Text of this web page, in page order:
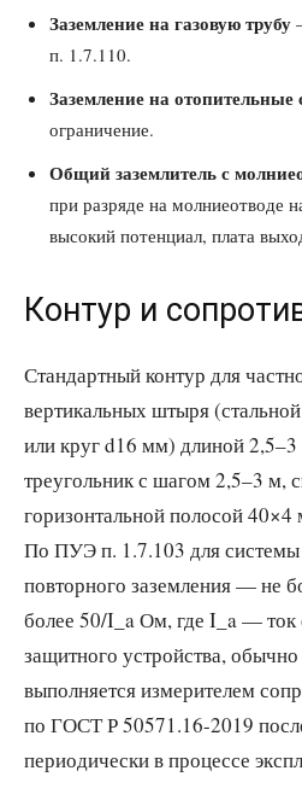
Заземление на газовую трубу
п. 1.7.110.
Заземление на отопительные
ограничение.
Общий заземлитель с
при разряде на молниеотводе
высокий потенциал, плата
Контур и
Стандартный контур для
вертикальных штыря
или круг d16 мм) длиной
треугольник с шагом 2,5–3 м,
горизонтальной полосой
По ПУЭ п. 1.7.103 для системы
повторного заземления — не
более 50/I_a Ом, где I_a — ток
защитного устройства,
выполняется измерителем
по ГОСТ Р 50571.16-2019
периодически в процессе